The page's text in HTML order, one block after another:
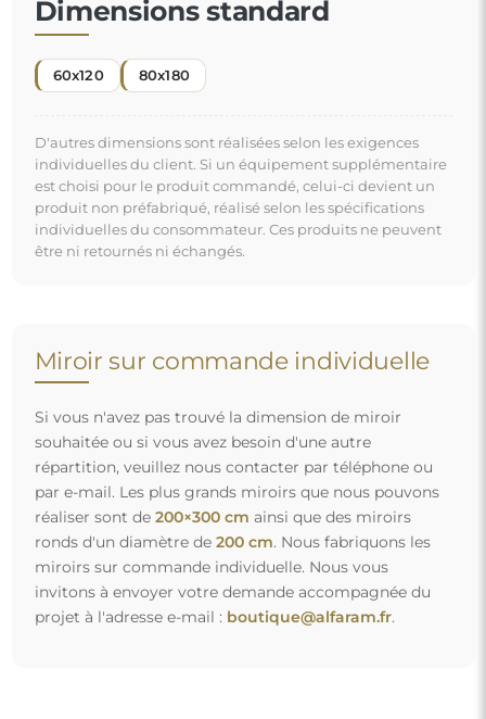
souhaitée ou si vous avez besoin d'une autre
répartition, veuillez nous contacter par téléphone ou
par e-mail. Les plus grands miroirs que nous pouvons
réaliser sont de200×300 cm
invitons à envoyer votre demande accompagnée du
projet à l'adresse e-mail :boutique@alfaram.fr.
Livraison gratuite et transport sécurisé
Vous n’avez pas à vous soucier du transport – nous nous
occupons de faire en sorte que le miroir que vous avez
commandé arrive en toute sécurité entre vos mains, et ce,
complètement gratuitement. Nous disposons de notre
propre flotte de véhicules et de personnel formé, c’est
pourquoi nous pouvons vous garantir que le miroir arrivera
en parfait état, sans frais supplémentaires. Même si vous
commandez un miroir de grande taille, vous pouvez
compter sur une livraison rapide.